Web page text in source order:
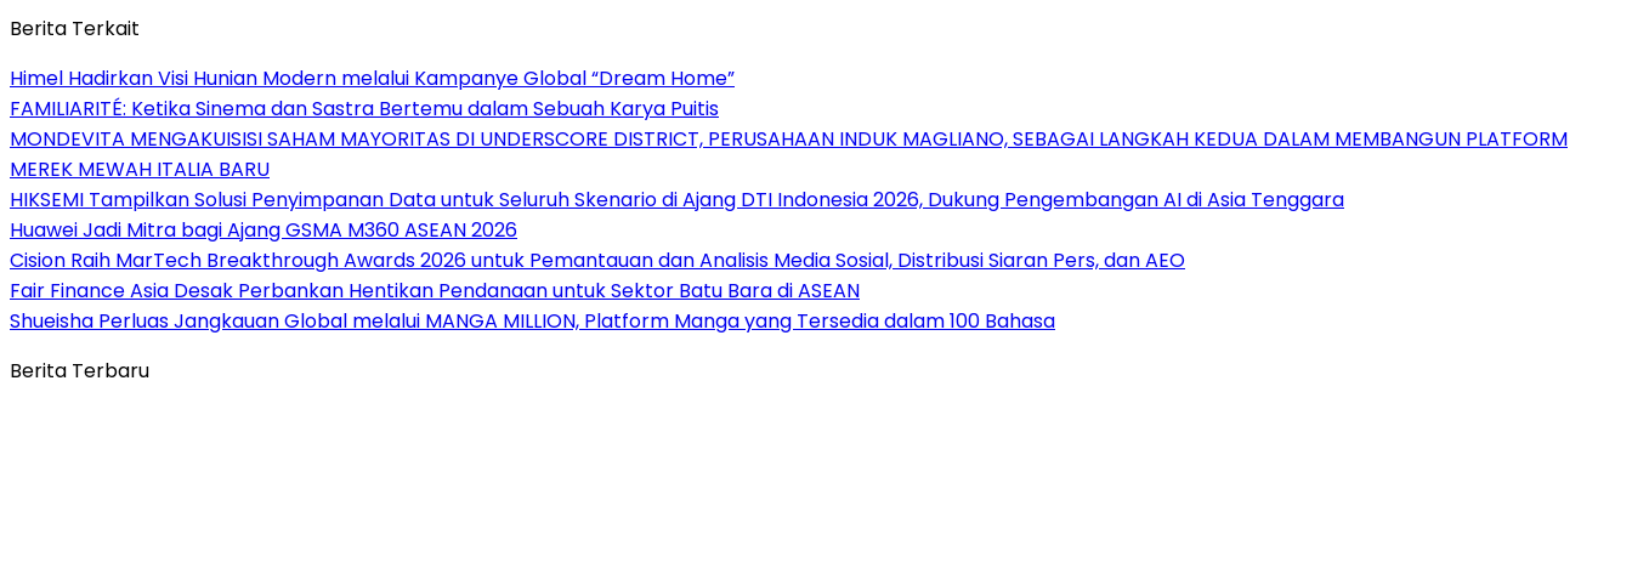
Berita Terkait
Himel Hadirkan Visi Hunian Modern melalui Kampanye Global “Dream Home”
FAMILIARITÉ: Ketika Sinema dan Sastra Bertemu dalam Sebuah Karya Puitis
MONDEVITA MENGAKUISISI SAHAM MAYORITAS DI UNDERSCORE DISTRICT, PERUSAHAAN INDUK MAGLIANO, SEBAGAI LANGKAH KEDUA DALAM MEMBANGUN PLATFORM
MEREK MEWAH ITALIA BARU
HIKSEMI Tampilkan Solusi Penyimpanan Data untuk Seluruh Skenario di Ajang DTI Indonesia 2026, Dukung Pengembangan AI di Asia Tenggara
Huawei Jadi Mitra bagi Ajang GSMA M360 ASEAN 2026
Cision Raih MarTech Breakthrough Awards 2026 untuk Pemantauan dan Analisis Media Sosial, Distribusi Siaran Pers, dan AEO
Fair Finance Asia Desak Perbankan Hentikan Pendanaan untuk Sektor Batu Bara di ASEAN
Shueisha Perluas Jangkauan Global melalui MANGA MILLION, Platform Manga yang Tersedia dalam 100 Bahasa
Berita Terbaru